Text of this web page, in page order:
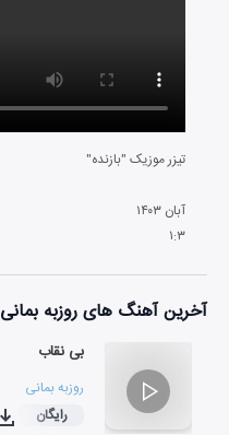
تیزر موزیک "بازنده"
آبان ۱۴۰۳
۱:۳
آخرین آهنگ های روزبه بمانی
بی نقاب
روزبه بمانی
۰۳:۵۲
رایگان